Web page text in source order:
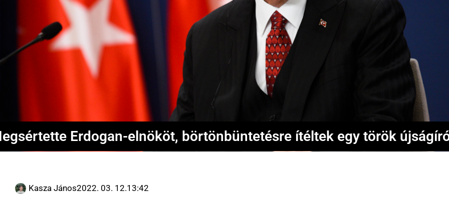
Erdogan-elnököt, börtönbüntetésre ítéltek egy török
Kasza János2022. 03. 12.13:42